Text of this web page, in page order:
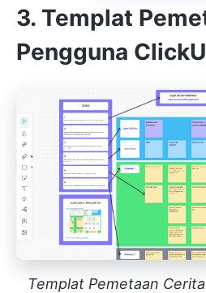
3. Templat
Pengguna
Templat Pemetaan